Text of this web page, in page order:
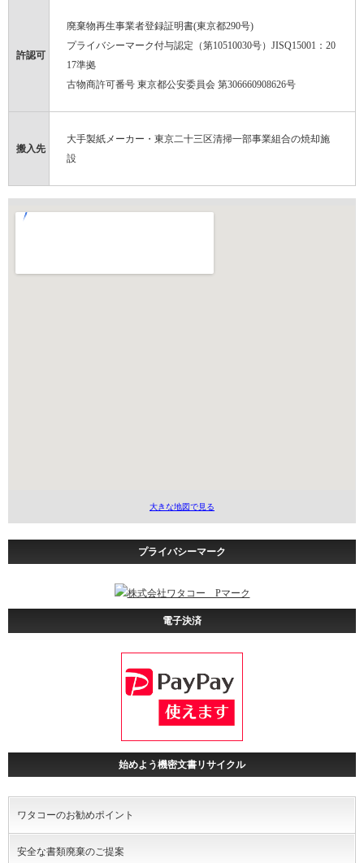
許認可
廃棄物再生事業者登録証明書(東京都290号)
プライバシーマーク付与認定（第10510030号）JISQ15001：20
17準拠
古物商許可番号 東京都公安委員会 第306660908626号
搬入先
大手製紙メーカー・東京二十三区清掃一部事業組合の焼却施
設
大きな地図で見る
プライバシーマーク
電子決済
始めよう機密文書リサイクル
ワタコーのお勧めポイント
安全な書類廃棄のご提案